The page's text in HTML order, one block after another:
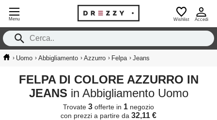
Menu Wishlist Accedi
› Uomo › Abbigliamento › Azzurro › Felpa › Jeans
FELPA DI COLORE AZZURRO IN
JEANS in Abbigliamento Uomo
Trovate 3 offerte in 1 negozio
con prezzi a partire da 32,11 €